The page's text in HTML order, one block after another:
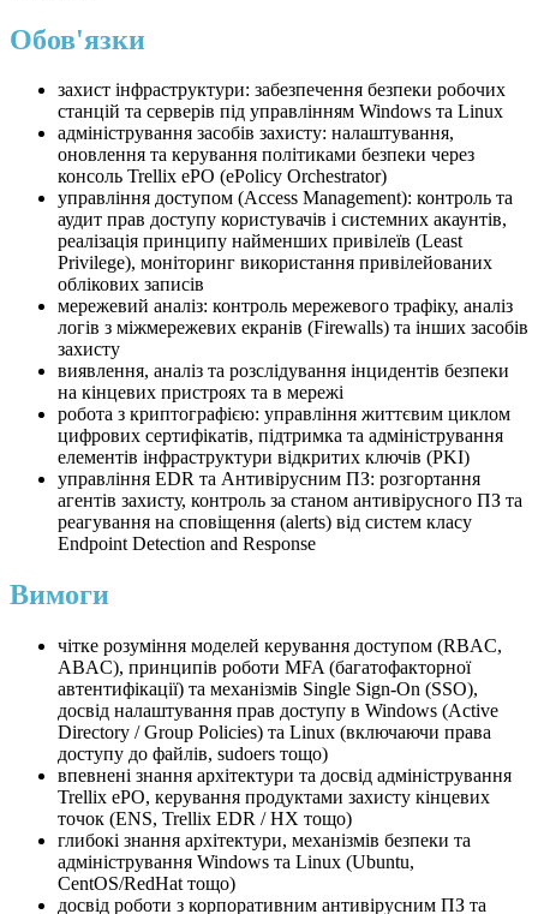
Обов'язки
захист інфраструктури: забезпечення безпеки робочих
станцій та серверів під управлінням Windows та Linux
адміністрування засобів захисту: налаштування,
оновлення та керування політиками безпеки через
консоль Trellix ePO (ePolicy Orchestrator)
управління доступом (Access Management): контроль та
аудит прав доступу користувачів і системних акаунтів,
реалізація принципу найменших привілеїв (Least
Privilege), моніторинг використання привілейованих
облікових записів
мережевий аналіз: контроль мережевого трафіку, аналіз
логів з міжмережевих екранів (Firewalls) та інших засобів
захисту
виявлення, аналіз та розслідування інцидентів безпеки
на кінцевих пристроях та в мережі
робота з криптографією: управління життєвим циклом
цифрових сертифікатів, підтримка та адміністрування
елементів інфраструктури відкритих ключів (PKI)
управління EDR та Антивірусним ПЗ: розгортання
агентів захисту, контроль за станом антивірусного ПЗ та
реагування на сповіщення (alerts) від систем класу
Endpoint Detection and Response
Вимоги
чітке розуміння моделей керування доступом (RBAC,
ABAC), принципів роботи MFA (багатофакторної
автентифікації) та механізмів Single Sign-On (SSO),
досвід налаштування прав доступу в Windows (Active
Directory / Group Policies) та Linux (включаючи права
доступу до файлів, sudoers тощо)
впевнені знання архітектури та досвід адміністрування
Trellix ePO, керування продуктами захисту кінцевих
точок (ENS, Trellix EDR / HX тощо)
глибокі знання архітектури, механізмів безпеки та
адміністрування Windows та Linux (Ubuntu,
CentOS/RedHat тощо)
досвід роботи з корпоративним антивірусним ПЗ та